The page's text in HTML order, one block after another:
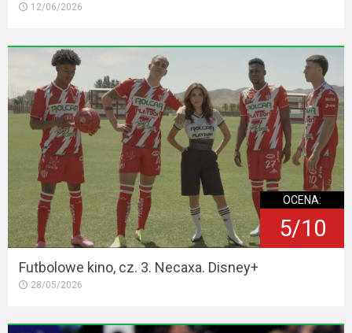
12/06/2026
OCENA:
5/10
Futbolowe kino, cz. 3. Necaxa. Disney+
28/05/2026